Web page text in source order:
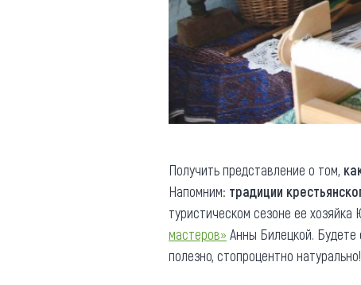
Получить представление о том,
Напомним: традиции
туристическом сезоне ее
мастеров» Анны Билецкой. Будете
полезно, стопроцентно натурально!